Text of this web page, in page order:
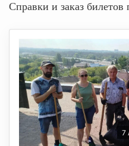
Справки и заказ билетов
7